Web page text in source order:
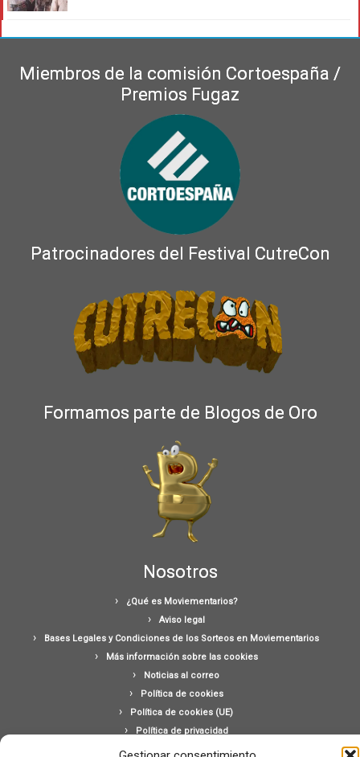
Miembros de la comisión Cortoespaña /
Premios Fugaz
Patrocinadores del Festival CutreCon
Formamos parte de Blogos de Oro
Nosotros
¿Qué es Moviementarios?
Aviso legal
Bases Legales y Condiciones de los Sorteos en Moviementarios
Más información sobre las cookies
Noticias al correo
Política de cookies
Política de cookies (UE)
Política de privacidad
Ponte en contacto con nosotros